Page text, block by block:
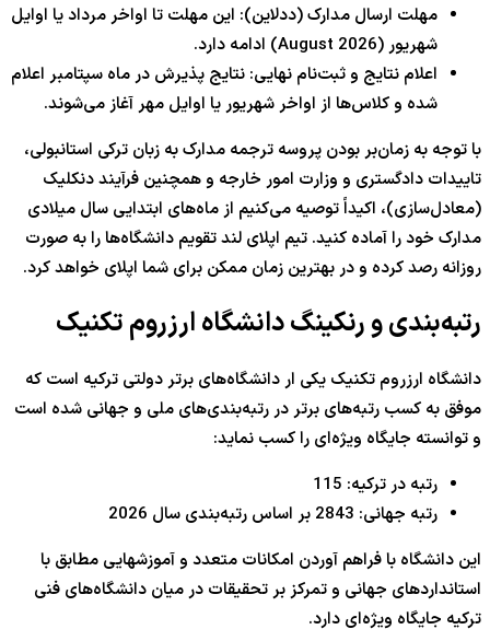
مهلت ارسال مدارک (ددلاین): این مهلت تا اواخر مرداد یا اوایل
شهریور (August2026
) ادامه دارد.
اعلام نتایج و ثبت‌نام نهایی: نتایج پذیرش در ماه سپتامبر اعلام
شده و کلاس‌ها از اواخر شهریور یا اوایل مهر آغاز می‌شوند.
با توجه به زمان‌بر بودن پروسه ترجمه مدارک به زبان ترکی استانبولی،
تاییدات دادگستری و وزارت امور خارجه و همچنین فرآیند دنکلیک
(معادل‌سازی)، اکیداً توصیه می‌کنیم از ماه‌های ابتدایی سال میلادی
مدارک خود را آماده کنید. تیم اپلای لند تقویم دانشگاه‌ها را به صورت
روزانه رصد کرده و در بهترین زمان ممکن برای شما اپلای خواهد کرد.
رتبه‌بندی و رنکینگ دانشگاه ارزروم تکنیک
دانشگاه ارزروم تکنیک یکی ار دانشگاه‌های برتر دولتی ترکیه است که
موفق به کسب رتبه‌های برتر در رتبه‌بندی‌های ملی و جهانی شده است
و توانسته جایگاه ویژه‌ای را کسب نماید:
رتبه در ترکیه: 115
رتبه جهانی: 2843 بر اساس رتبه‌بندی سال 2026
این دانشگاه با فراهم آوردن امکانات متعدد و آموزشهایی مطابق با
استانداردهای جهانی و تمرکز بر تحقیقات در میان دانشگاه‌های فنی
ترکیه جایگاه ویژه‌ای دارد.